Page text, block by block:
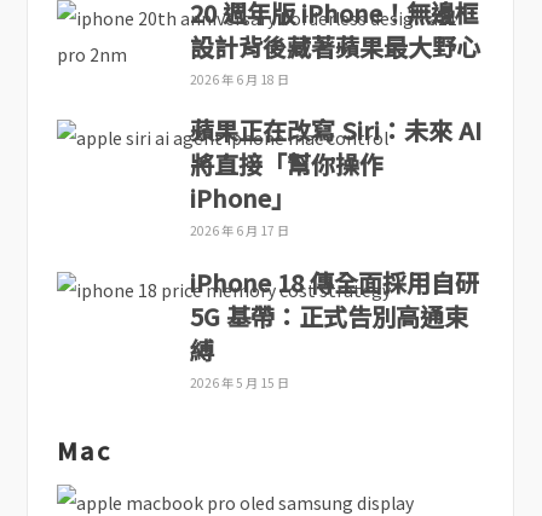
20 週年版 iPhone！無邊框
設計背後藏著蘋果最大野心
2026 年 6 月 18 日
蘋果正在改寫 Siri：未來 AI
將直接「幫你操作
iPhone」
2026 年 6 月 17 日
iPhone 18 傳全面採用自研
5G 基帶：正式告別高通束
縛
2026 年 5 月 15 日
Mac